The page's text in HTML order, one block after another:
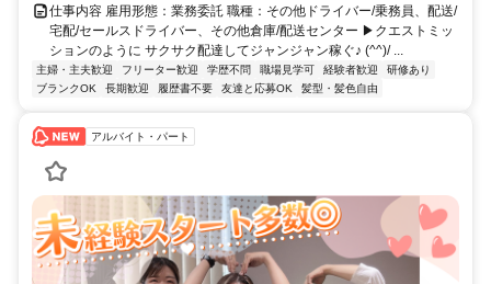
仕事内容 雇用形態：業務委託 職種：その他ドライバー/乗務員、配送/
宅配/セールスドライバー、その他倉庫/配送センター ▶クエストミッ
ションのように サクサク配達してジャンジャン稼ぐ♪ (^^)/ ...
主婦・主夫歓迎 フリーター歓迎 学歴不問 職場見学可 経験者歓迎
研修あり
ブランクOK
長期歓迎 履歴書不要 友達と応募OK 髪型・髪色自由
アルバイト・パート